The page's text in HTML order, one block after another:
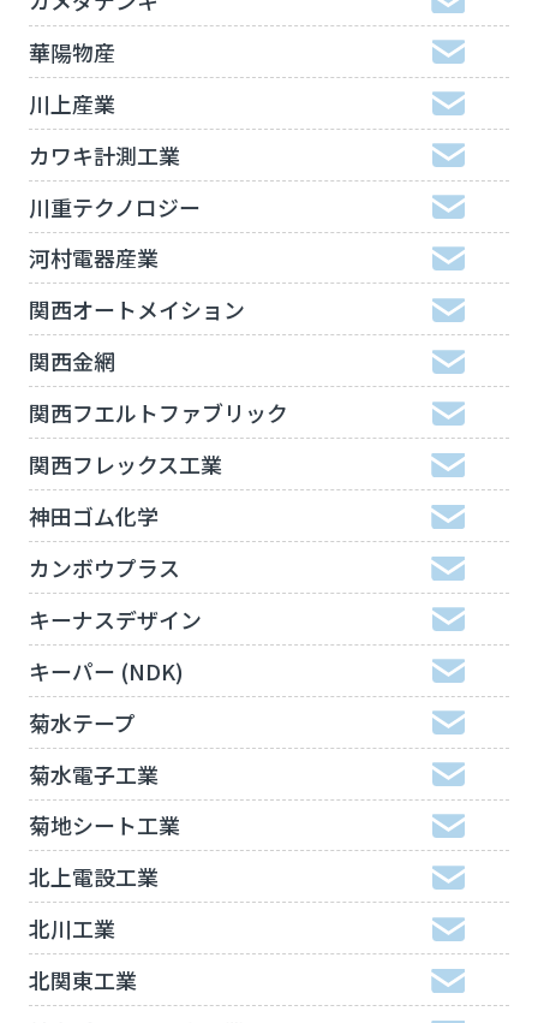
華陽物産
川上産業
カワキ計測工業
川重テクノロジー
河村電器産業
関西オートメイション
関西金網
関西フエルトファブリック
関西フレックス工業
神田ゴム化学
カンボウプラス
キーナスデザイン
キーパー (NDK)
菊水テープ
菊水電子工業
菊地シート工業
北上電設工業
北川工業
北関東工業